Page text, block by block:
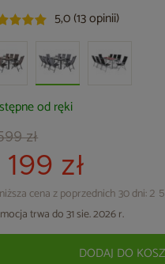
5,0 (13 opinii)
od ręki
zł
199 zł
cena z poprzednich 30 dni: 2
trwa do 31 sie. 2026 r.
DODAJ DO